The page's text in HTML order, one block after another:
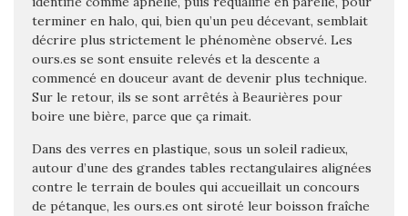
terminer en halo, qui, bien qu’un peu décevant, semblait
décrire plus strictement le phénomène observé. Les
ours.es se sont ensuite relevés et la descente a
commencé en douceur avant de devenir plus technique.
Sur le retour, ils se sont arrêtés à Beaurières pour
boire une bière, parce que ça rimait.
Dans des verres en plastique, sous un soleil radieux,
autour d’une des grandes tables rectangulaires alignées
contre le terrain de boules qui accueillait un concours
de pétanque, les ours.es ont siroté leur boisson fraîche